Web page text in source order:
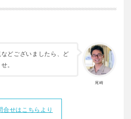
尾崎
どございましたら、ど
。
合せはこちらより